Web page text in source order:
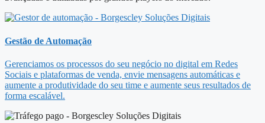
Gestão de Automação
Gerenciamos os processos do seu negócio no digital em Redes
Sociais e plataformas de venda, envie mensagens automáticas e
aumente a produtividade do seu time e aumente seus resultados de
forma escalável.